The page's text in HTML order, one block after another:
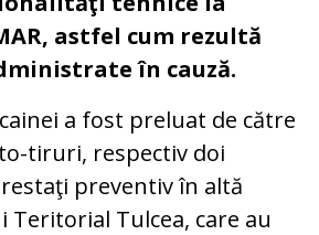
astfel cum rezultă
în cauză.
a fost preluat de către
tiruri, respectiv doi
preventiv în altă
Teritorial Tulcea, care au